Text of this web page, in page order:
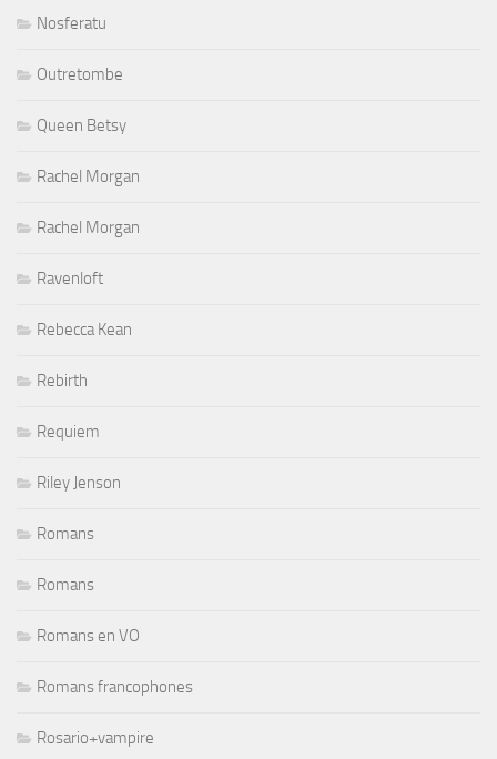
Nosferatu
Outretombe
Queen Betsy
Rachel Morgan
Rachel Morgan
Ravenloft
Rebecca Kean
Rebirth
Requiem
Riley Jenson
Romans
Romans
Romans en VO
Romans francophones
Rosario+vampire